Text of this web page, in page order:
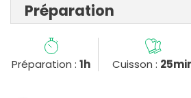
Préparation
Préparation :1h Cuisson :